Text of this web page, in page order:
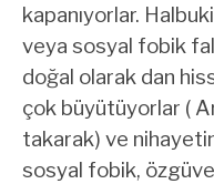
kapanıyorlar.
veya sosyal fobik
doğal olarak dan
çok büyütüyorlar (
takarak) ve
sosyal fobik,